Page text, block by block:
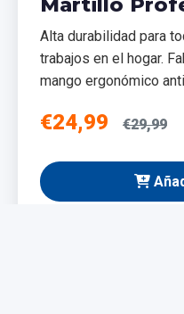
Alta durabilidad para
trabajos en el hogar.
mango ergonómico
€24,99 €29,99